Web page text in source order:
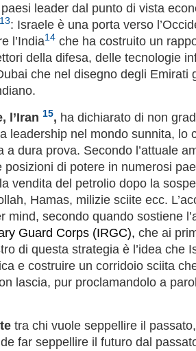
leader dal punto di vista
13: Israele è una porta verso
l’India14 che ha costruito un
della difesa, delle tecnologie
che nel disegno degli
l’Iran 15, ha dichiarato di non
leadership nel mondo sunnita,
dura prova. Secondo l’attuale
di potere in numerosi
vendita del petrolio dopo la
Hamas, milizie sciite ecc.
mind, secondo quando sostiene
Guard Corps (IRGC), che ai
di questa strategia è l’idea che
e costruire un corridoio sciita
lascia, pur proclamandolo a
tra chi vuole seppellire il
far seppellire il futuro dal